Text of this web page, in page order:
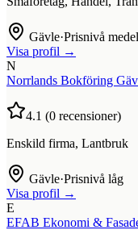
Gävle·Prisnivå medel
Visa profil →
N
Norrlands Bokföring
4.1 (0 recensioner)
Enskild firma, Lantbruk
Gävle·Prisnivå låg
Visa profil →
E
EFAB Ekonomi &